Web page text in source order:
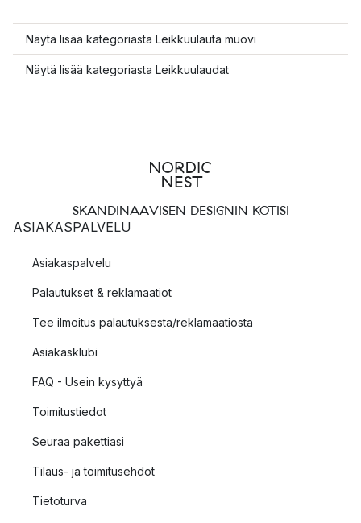
Näytä lisää kategoriasta Leikkuulauta muovi
Näytä lisää kategoriasta Leikkuulaudat
SKANDINAAVISEN DESIGNIN KOTISI
ASIAKASPALVELU
Asiakaspalvelu
Palautukset & reklamaatiot
Tee ilmoitus palautuksesta/reklamaatiosta
Asiakasklubi
FAQ - Usein kysyttyä
Toimitustiedot
Seuraa pakettiasi
Tilaus- ja toimitusehdot
Tietoturva